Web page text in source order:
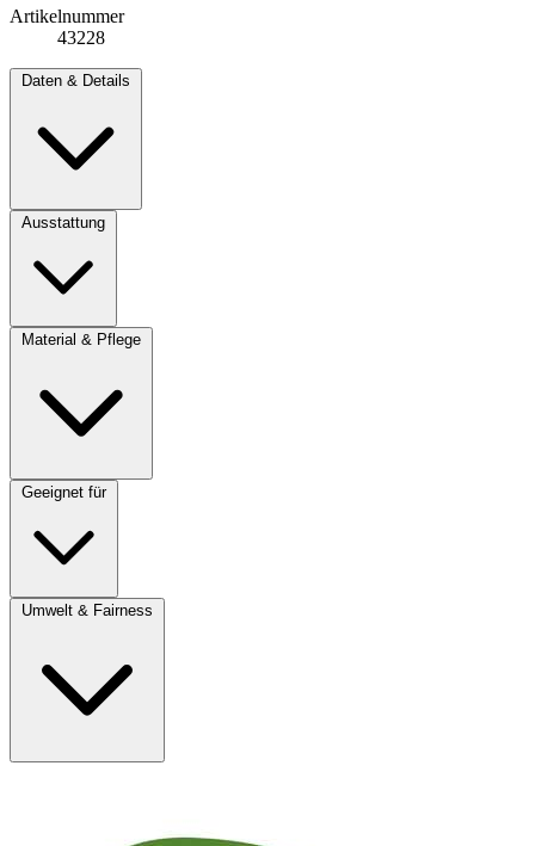
Artikelnummer
43228
Daten & Details
Ausstattung
Material & Pflege
Geeignet für
Umwelt & Fairness